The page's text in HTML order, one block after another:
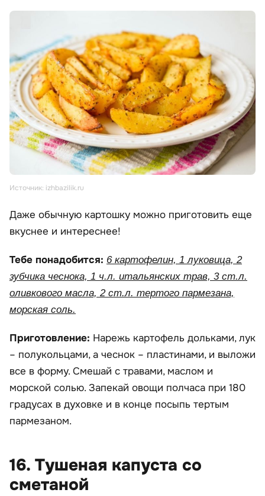
Источник: izhbazilik.ru
Даже обычную картошку можно приготовить еще
вкуснее и интереснее!
Тебе понадобится: 6 картофелин, 1 луковица, 2
зубчика чеснока, 1 ч.л. итальянских трав, 3 ст.л.
оливкового масла, 2 ст.л. тертого пармезана,
морская соль.
Приготовление: Нарежь картофель дольками, лук
– полукольцами, а чеснок – пластинами, и выложи
все в форму. Смешай с травами, маслом и
морской солью. Запекай овощи полчаса при 180
градусах в духовке и в конце посыпь тертым
пармезаном.
16. Тушеная капуста со
сметаной